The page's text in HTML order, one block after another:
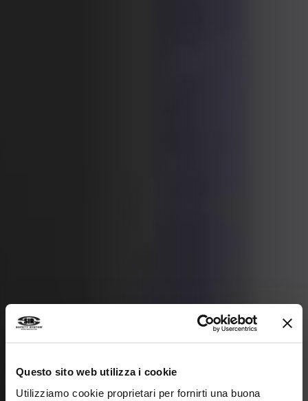
Questo sito web utilizza i cookie
Utilizziamo cookie proprietari per fornirti una buona